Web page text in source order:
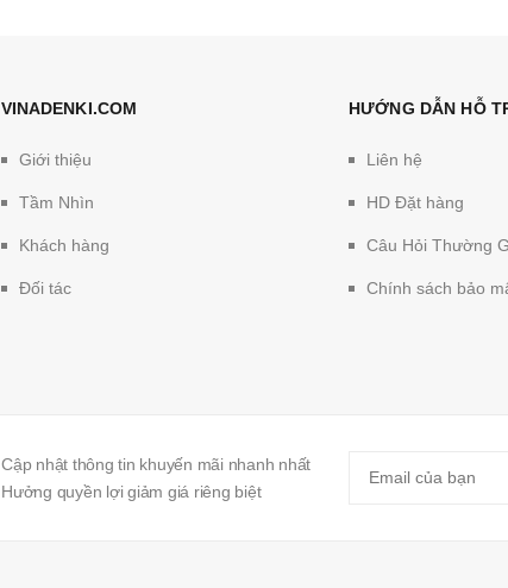
VINADENKI.COM
Giới thiệu
Tầm Nhìn
Khách hàng
Đối tác
HƯỚNG DẪN HỖ
Liên hệ
HD Đặt hàng
Câu Hỏi Thường
Chính sách bảo
Cập nhật thông tin khuyến mãi nhanh nhất
Hưởng quyền lợi giảm giá riêng biệt